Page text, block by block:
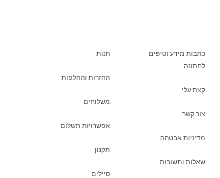
כתבות מידע וטיפים
לחתונה
קצת עלי
צור קשר
מדיניות אבטחה
שאלות ותשובות
חנות
החזרות והחלפות
משלוחים
אפשרויות תשלום
תקנון
סיילים